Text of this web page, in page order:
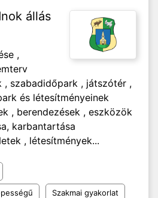
állás
,
, szabadidőpark , játszótér ,
és létesítményeinek
, berendezések , eszközök
karbantartása
, létesítmények...
Szakmai gyakorlat